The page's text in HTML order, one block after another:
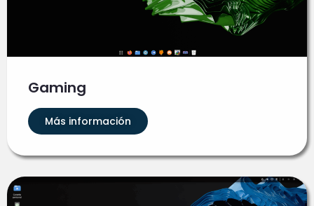
Gaming
Más información